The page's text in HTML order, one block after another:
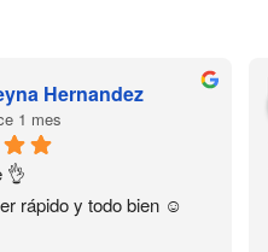
Hernandez
1 mes
👌
rápido y todo bien ☺️